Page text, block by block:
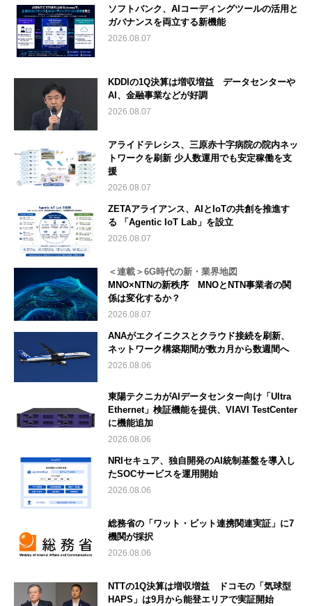
ソフトバンク、AIコーディングツールの活用と
ガバナンスを両立する新機能
2026.08.07
KDDIの1Q決算は増収増益 データセンターや
AI、金融事業などが好調
2026.08.07
アライドテレシス、三原赤十字病院の院内ネッ
トワークを刷新 少人数運用でも安定稼働を支
援
2026.08.07
ZETAアライアンス、AIとIoTの共創を推進す
る 「Agentic IoT Lab」を設立
2026.08.07
＜連載＞6G時代の新・業界地図
MNO×NTNの新秩序 MNOとNTN事業者の関
係は変化するか？
2026.08.07
ANAがエクイニクスとクラウド接続を刷新、
ネットワーク構築期間が数カ月から数週間へ
2026.08.06
東陽テクニカがAIデータセンター向け「Ultra
Ethernet」検証機能を提供、VIAVI TestCenter
に機能追加
2026.08.06
NRIセキュア、独自開発のAI統制基盤を導入し
たSOCサービスを運用開始
2026.08.06
総務省の「ワット・ビット連携関連実証」に7
機関が採択
2026.08.06
NTTの1Q決算は増収増益 ドコモの「気球型
HAPS」は9月から能登エリアで実証開始